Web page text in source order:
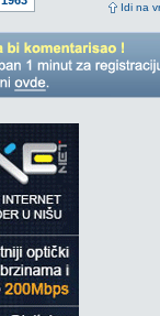
Idi na